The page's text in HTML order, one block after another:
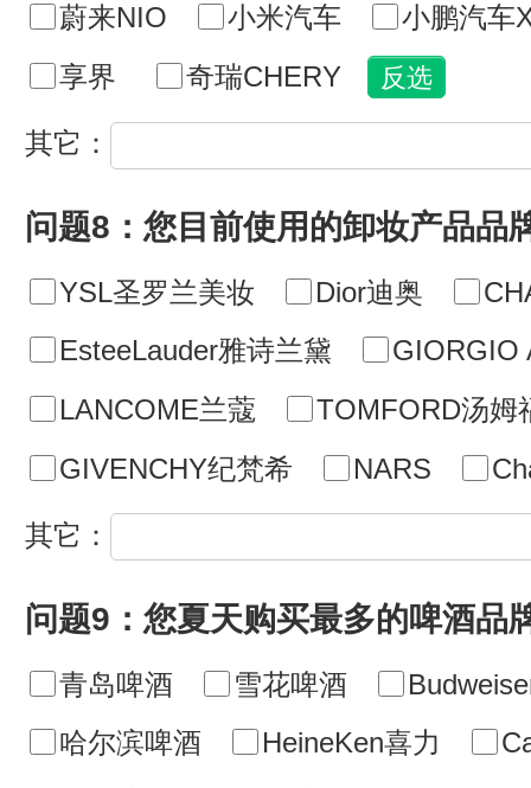
蔚来NIO
小米汽车
小鹏汽车
享界
奇瑞CHERY
其它：
问题8：您目前使用的卸妆产品品
YSL圣罗兰美妆 Dior迪奥
EsteeLauder雅诗兰黛
GIORGIO
LANCOME兰蔻
TOMFORD汤姆
GIVENCHY纪梵希
NARS
其它：
问题9：您夏天购买最多的啤酒品
青岛啤酒 雪花啤酒
哈尔滨啤酒
HeineKen喜力